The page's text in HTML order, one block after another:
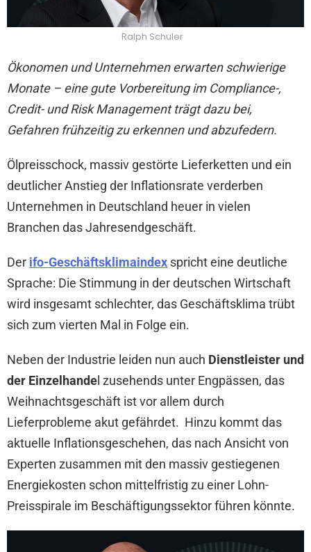
Ralph Schuler
Ökonomen und Unternehmen erwarten schwierige
Monate – eine gute Vorbereitung im Compliance-,
Credit- und Risk Management trägt dazu bei,
Gefahren frühzeitig zu erkennen und abzufedern.
Ölpreisschock, massiv gestörte Lieferketten und ein
deutlicher Anstieg der Inflationsrate verderben
Unternehmen in Deutschland heuer in vielen
Branchen das Jahresendgeschäft.
Der ifo-Geschäftsklimaindex spricht eine deutliche
Sprache: Die Stimmung in der deutschen Wirtschaft
wird insgesamt schlechter, das Geschäftsklima trübt
sich zum vierten Mal in Folge ein.
Neben der Industrie leiden nun auch Dienstleister und
der Einzelhande l zusehends unter Engpässen, das
Weihnachtsgeschäft ist vor allem durch
Lieferprobleme akut gefährdet. Hinzu kommt das
aktuelle Inflationsgeschehen, das nach Ansicht von
Experten zusammen mit den massiv gestiegenen
Energiekosten schon mittelfristig zu einer Lohn-
Preisspirale im Beschäftigungssektor führen könnte.